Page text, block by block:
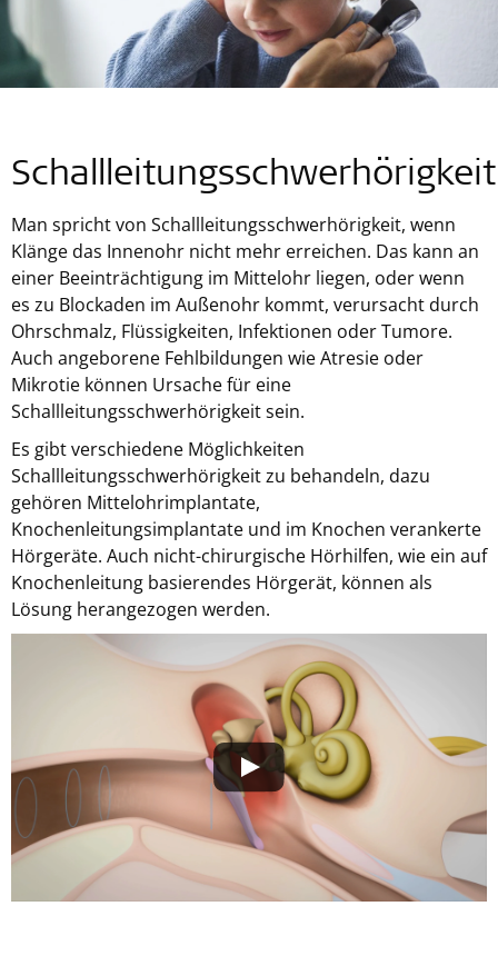
Man spricht von Schallleitungsschwerhörigkeit, wenn
Klänge das Innenohr nicht mehr erreichen. Das kann an
einer Beeinträchtigung im Mittelohr liegen, oder wenn
es zu Blockaden im Außenohr kommt, verursacht durch
Ohrschmalz, Flüssigkeiten, Infektionen oder Tumore.
Auch angeborene Fehlbildungen wie Atresie oder
Mikrotie können Ursache für eine
Schallleitungsschwerhörigkeit sein.
Es gibt verschiedene Möglichkeiten
Schallleitungsschwerhörigkeit zu behandeln, dazu
gehören Mittelohrimplantate,
Knochenleitungsimplantate und im Knochen verankerte
Hörgeräte. Auch nicht-chirurgische Hörhilfen, wie ein auf
Knochenleitung basierendes Hörgerät, können als
Lösung herangezogen werden.